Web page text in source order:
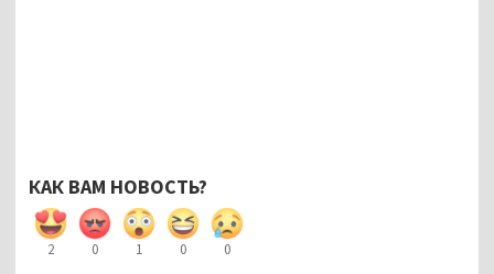
КАК ВАМ НОВОСТЬ?
2 0 1 0 0